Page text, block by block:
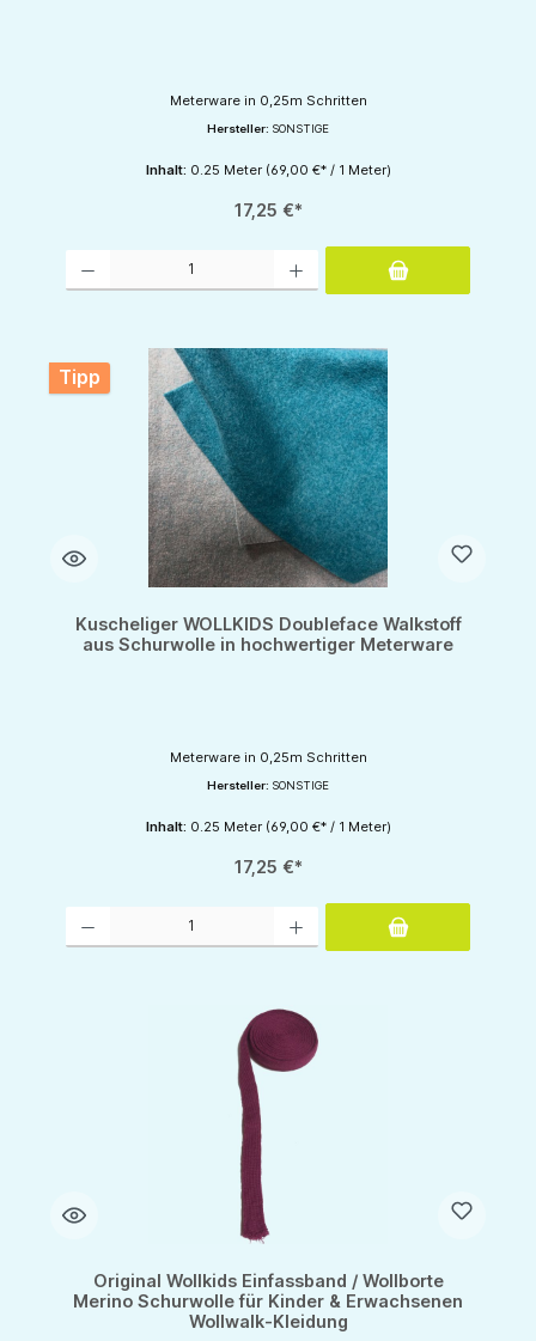
Meterware in 0,25m Schritten
Hersteller: SONSTIGE
Inhalt: 0.25 Meter (69,00 €* / 1 Meter)
17,25 €*
Tipp
Kuscheliger WOLLKIDS Doubleface Walkstoff
aus Schurwolle in hochwertiger Meterware
Meterware in 0,25m Schritten
Hersteller: SONSTIGE
Inhalt: 0.25 Meter (69,00 €* / 1 Meter)
17,25 €*
Original Wollkids Einfassband / Wollborte
Merino Schurwolle für Kinder & Erwachsenen
Wollwalk-Kleidung